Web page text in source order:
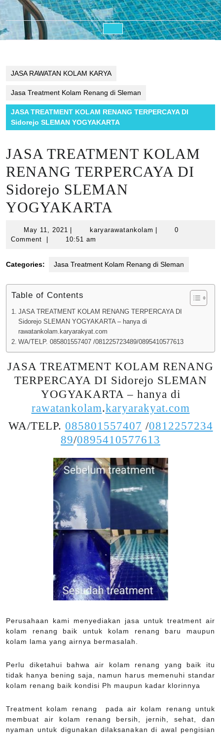
Open
JASA RAWATAN KOLAM KARYA
Jasa Treatment Kolam Renang di Sleman
JASA TREATMENT KOLAM RENANG TERPERCAYA DI
Sidorejo SLEMAN YOGYAKARTA
JASA TREATMENT KOLAM
RENANG TERPERCAYA DI
Sidorejo SLEMAN
YOGYAKARTA
May 11, 2021 May
11,
karyarawatankolam karyarawatankolam
0
Comment
10:51 am
Categories: Jasa Treatment Kolam Renang di Sleman
Table of Contents
JASA TREATMENT KOLAM RENANG TERPERCAYA DI
Sidorejo SLEMAN YOGYAKARTA – hanya di
rawatankolam.karyarakyat.com
WA/TELP. 085801557407 /081225723489/0895410577613
JASA TREATMENT KOLAM RENANG
TERPERCAYA DI Sidorejo SLEMAN
YOGYAKARTA – hanya di
rawatankolam.karyarakyat.com
WA/TELP. 085801557407 /0812257234
89/0895410577613
Perusahaan kami menyediakan jasa untuk treatment air
kolam renang baik untuk kolam renang baru maupun
kolam lama yang airnya bermasalah.
Perlu diketahui bahwa air kolam renang yang baik itu
tidak hanya bening saja, namun harus memenuhi standar
kolam renang baik kondisi Ph maupun kadar klorinnya
Treatment kolam renang pada air kolam renang untuk
membuat air kolam renang bersih, jernih, sehat, dan
nyaman untuk digunakan dilaksanakan di awal pengisian